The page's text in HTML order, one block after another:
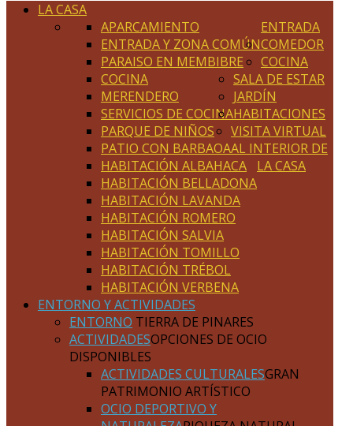
LA CASA
ENTRADA
APARCAMIENTO
ENTRADA Y ZONA COMÚN
PARAISO EN MEMBIBRE
COMEDOR
COCINA
COCINA
MERENDERO
SERVICIOS DE COCINA
SALA DE ESTAR
JARDÍN
PARQUE DE NIÑOS
PATIO CON BARBAOA
HABITACIONES
HABITACIÓN ALBAHACA
HABITACIÓN BELLADONA
HABITACIÓN LAVANDA
HABITACIÓN ROMERO
HABITACIÓN SALVIA
HABITACIÓN TOMILLO
HABITACIÓN TRÉBOL
HABITACIÓN VERBENA
VISITA VIRTUAL
AL INTERIOR DE
LA CASA
ENTORNO Y ACTIVIDADES
ENTORNO TIERRA DE PINARES
ACTIVIDADESOPCIONES DE OCIO
DISPONIBLES
ACTIVIDADES CULTURALESGRAN
PATRIMONIO ARTÍSTICO
OCIO DEPORTIVO Y